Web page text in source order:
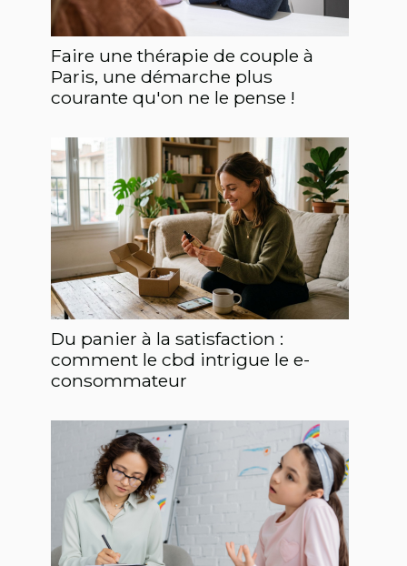
Faire une thérapie de couple à
Paris, une démarche plus
courante qu'on ne le pense !
Du panier à la satisfaction :
comment le cbd intrigue le e-
consommateur